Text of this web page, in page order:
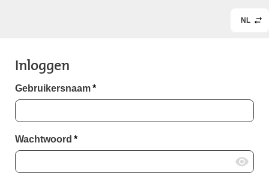
NL
Inloggen
Gebruikersnaam*
Wachtwoord *